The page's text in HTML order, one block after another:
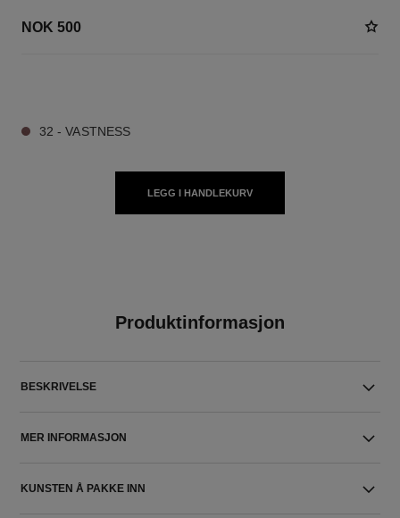
NOK 500
32 - VASTNESS
LEGG I HANDLEKURV
Produktinformasjon
BESKRIVELSE
MER INFORMASJON
KUNSTEN Å PAKKE INN